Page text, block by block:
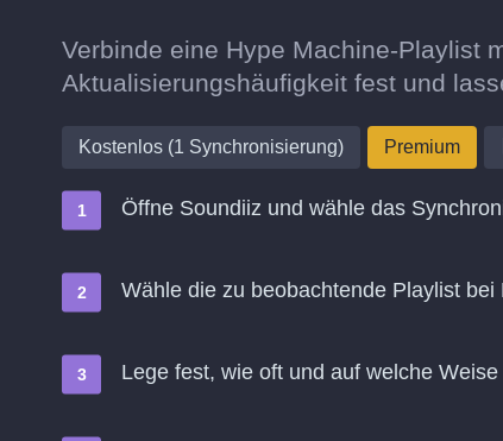
Verbinde eine Hype Machine-Playlist
Aktualisierungshäufigkeit fest und
Kostenlos (1 Synchronisierung) Premium
Öffne Soundiiz und wähle das
Wähle die zu beobachtende Playlist
Lege fest, wie oft und auf welche